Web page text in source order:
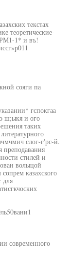
текстах
теоретические-
1* и въ!
сояги па
гспокгаа
ш;ыкя и ого
таких
слог-г'рс-й.
преподавания
стилей и
волыцой
казахского
для
современного